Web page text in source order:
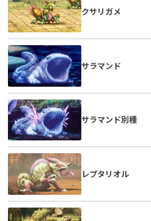
クサリガメ
サラマンド
サラマンド別種
レプタリオル